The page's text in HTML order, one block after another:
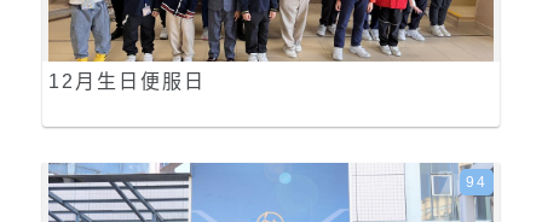
12月生日便服日
94